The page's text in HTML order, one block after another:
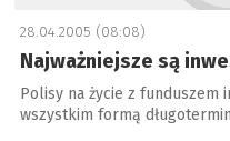
28.04.2005 (08:08)
Najważniejsze są
Polisy na życie z funduszem
wszystkim formą